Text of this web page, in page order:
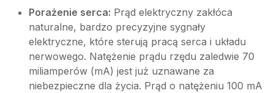
Porażenie serca: Prąd elektryczny zakłóca
naturalne, bardzo precyzyjne sygnały
elektryczne, które sterują pracą serca i układu
nerwowego. Natężenie prądu rzędu zaledwie 70
miliamperów (mA) jest już uznawane za
niebezpieczne dla życia. Prąd o natężeniu 100 mA